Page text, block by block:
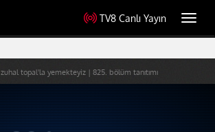
TV8 Canlı Yayın
zuhal topal'la yemekteyiz | 825. bölüm tanıtımı